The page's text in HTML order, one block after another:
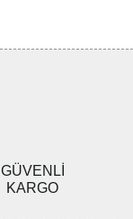
GÜVENLİ
KARGO